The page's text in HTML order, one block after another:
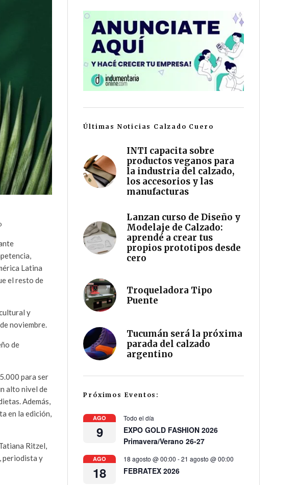
Latina
el resto de
y
noviembre.
de
para ser
alto nivel de
Además,
en la edición,
Ritzel,
periodista y
Últimas Noticias Calzado Cuero
INTI capacita sobre
productos veganos para
la industria del calzado,
los accesorios y las
manufacturas
Lanzan curso de Diseño y
Modelaje de Calzado:
aprendé a crear tus
propios prototipos desde
cero
Troqueladora Tipo
Puente
Tucumán será la próxima
parada del calzado
argentino
Próximos Eventos:
AGO
9
Todo el día
EXPO GOLD FASHION 2026
Primavera/Verano 26-27
AGO
18
18 agosto @ 00:00 -21 agosto @ 00:00
FEBRATEX 2026